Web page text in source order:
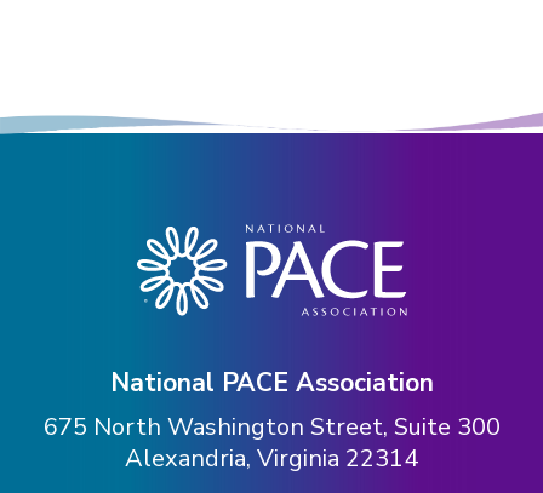
National PACE Association
675 North Washington Street, Suite 300
Alexandria, Virginia 22314